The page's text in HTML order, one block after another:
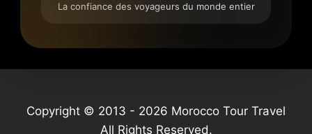
La confiance des voyageurs du monde entier
Copyright © 2013 - 2026 Morocco Tour Travel
All Rights Reserved.